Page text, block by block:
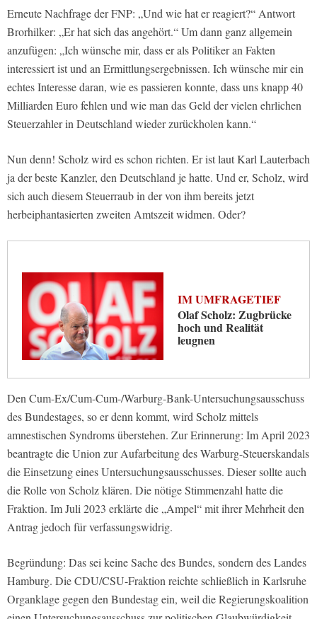
Erneute Nachfrage der FNP: „Und wie hat er reagiert?“ Antwort
Brorhilker: „Er hat sich das angehört.“ Um dann ganz allgemein
anzufügen: „Ich wünsche mir, dass er als Politiker an Fakten
interessiert ist und an Ermittlungsergebnissen. Ich wünsche mir ein
echtes Interesse daran, wie es passieren konnte, dass uns knapp 40
Milliarden Euro fehlen und wie man das Geld der vielen ehrlichen
Steuerzahler in Deutschland wieder zurückholen kann.“
Nun denn! Scholz wird es schon richten. Er ist laut Karl Lauterbach
ja der beste Kanzler, den Deutschland je hatte. Und er, Scholz, wird
sich auch diesem Steuerraub in der von ihm bereits jetzt
herbeiphantasierten zweiten Amtszeit widmen. Oder?
IM UMFRAGETIEF
Olaf Scholz: Zugbrücke
hoch und Realität
leugnen
Den Cum-Ex/Cum-Cum-/Warburg-Bank-Untersuchungsausschuss
des Bundestages, so er denn kommt, wird Scholz mittels
amnestischen Syndroms überstehen. Zur Erinnerung: Im April 2023
beantragte die Union zur Aufarbeitung des Warburg-Steuerskandals
die Einsetzung eines Untersuchungsausschusses. Dieser sollte auch
die Rolle von Scholz klären. Die nötige Stimmenzahl hatte die
Fraktion. Im Juli 2023 erklärte die „Ampel“ mit ihrer Mehrheit den
Antrag jedoch für verfassungswidrig.
Begründung: Das sei keine Sache des Bundes, sondern des Landes
Hamburg. Die CDU/CSU-Fraktion reichte schließlich in Karlsruhe
Organklage gegen den Bundestag ein, weil die Regierungskoalition